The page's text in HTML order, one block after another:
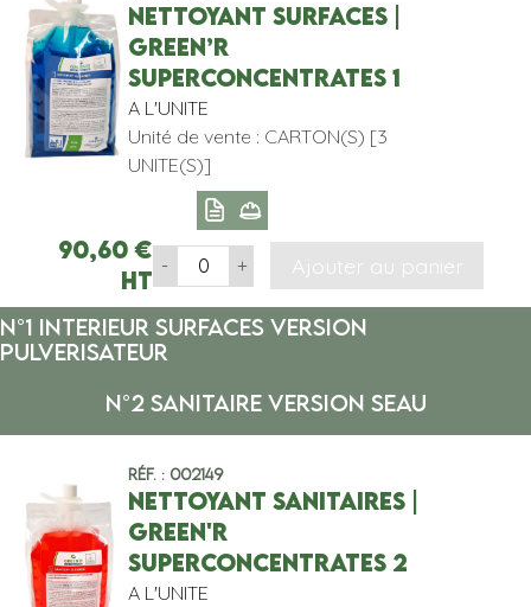
NETTOYANT SURFACES |
GREEN’R
SUPERCONCENTRATES 1
A L'UNITE
Unité de vente : CARTON(S) [3
UNITE(S)]
90,60€
HT
- + Ajouter au panier
N°1 INTERIEUR SURFACES VERSION
PULVERISATEUR
N°2 SANITAIRE VERSION SEAU
Réf. : 002149
NETTOYANT SANITAIRES |
GREEN'R
SUPERCONCENTRATES 2
A L'UNITE